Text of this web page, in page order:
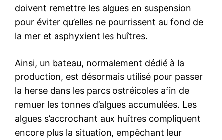
doivent remettre les algues en suspension
pour éviter qu’elles ne pourrissent au fond de
la mer et asphyxient les huîtres.
Ainsi, un bateau, normalement dédié à la
production, est désormais utilisé pour passer
la herse dans les parcs ostréicoles afin de
remuer les tonnes d’algues accumulées. Les
algues s’accrochant aux huîtres compliquent
encore plus la situation, empêchant leur